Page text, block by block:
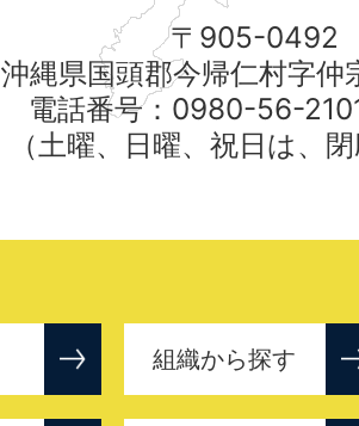
〒905-0492
沖縄県国頭郡今帰仁村字仲
電話番号：0980-56-
（土曜、日曜、祝日は、
組織から探す